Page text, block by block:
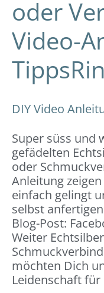
oder
Video-
TippsRin
DIY Video
Super süss und
gefädelten
oder
Anleitung
einfach gelingt
selbst
Blog-Post:
Weiter
möchten Dich
Leidenschaft